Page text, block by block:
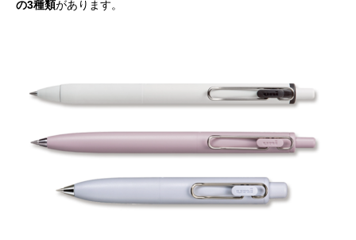
の3種類があります。